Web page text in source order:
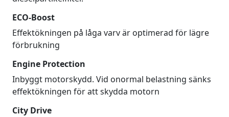
ECO-Boost
Effektökningen på låga varv är optimerad för lägre
förbrukning
Engine Protection
Inbyggt motorskydd. Vid onormal belastning sänks
effektökningen för att skydda motorn
City Drive